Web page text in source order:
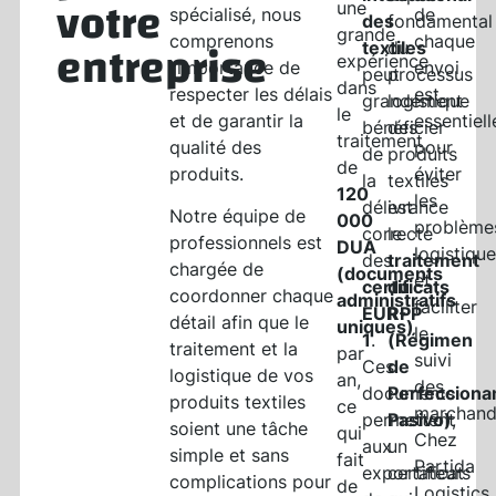
votre
entreprise
spécialisé, nous
comprenons
l’importance de
respecter les délais
et de garantir la
qualité des
produits.
Notre équipe de
professionnels est
chargée de
coordonner chaque
détail afin que le
traitement et la
logistique de vos
produits textiles
soient une tâche
simple et sans
complications pour
une
grande
expérience
dans
le
traitement
de
120
000
DUA
(documents
administratifs
uniques)
par
an,
ce
qui
fait
de
des
textiles
peut
grandement
bénéficier
de
la
délivrance
correcte
des
certificats
EUR-
1.
Ces
documents
permettent
aux
exportateurs
fondamental
du
processus
logistique
des
produits
textiles
est
le
traitement
du
RPP
(Régimen
de
Pasivo),
un
certificat
de
chaque
envoi
est
pour
éviter
les
et
faciliter
le
suivi
des
Chez
Partida